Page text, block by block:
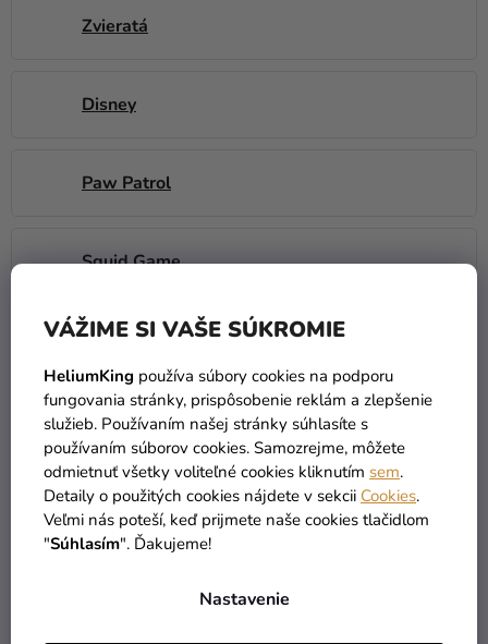
VÁŽIME SI VAŠE SÚKROMIE
HeliumKing používa súbory cookies na podporu
fungovania stránky, prispôsobenie reklám a zlepšenie
služieb. Používaním našej stránky súhlasíte s
používaním súborov cookies. Samozrejme, môžete
odmietnuť všetky voliteľné cookies kliknutím sem.
Detaily o použitých cookies nájdete v sekcii Cookies.
Veľmi nás poteší, keď prijmete naše cookies tlačidlom
"Súhlasím". Ďakujeme!
Nastavenie
Zvieratá
Disney
Paw Patrol
Squid Game
PRODUKTY EŠTE LEN
PRIPRAVUJEME.